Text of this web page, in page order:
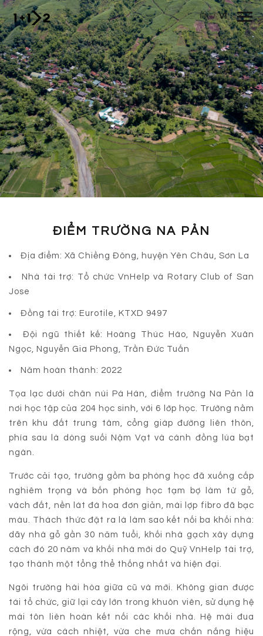
Nhảy đến nội dung
EN / VI
ĐIỂM TRƯỜNG NA PẢN
Địa điểm: Xã Chiềng Đông, huyện Yên Châu, Sơn La
Nhà tài trợ: Tổ chức VnHelp và Rotary Club of San
Jose
Đồng tài trợ: Eurotile, KTXD 9497
Đội ngũ thiết kế: Hoàng Thúc Hào, Nguyễn Xuân
Ngọc, Nguyễn Gia Phong, Trần Đức Tuấn
Năm hoàn thành: 2022
Tọa lạc dưới chân núi Pá Hán, điểm trường Na Pản là
nơi học tập của 204 học sinh, với 6 lớp học. Trường nằm
trên khu đất trung tâm, cổng giáp đường liên thôn,
phía sau là dòng suối Nậm Vạt và cánh đồng lúa bạt
ngàn.
Trước cải tạo, trường gồm ba phòng học đã xuống cấp
nghiêm trọng và bốn phòng học tạm bợ làm từ gỗ,
vách đất, nền lát đá hoa đơn giản, mái lợp fibro đã bạc
màu. Thách thức đặt ra là làm sao kết nối ba khối nhà:
dãy nhà gỗ gần 30 năm tuổi, khối nhà gạch xây dựng
cách đó 20 năm và khối nhà mới do Quỹ VnHelp tài trợ,
tạo thành một tổng thể thống nhất và hiện đại.
Ngôi trường hài hòa giữa cũ và mới. Không gian được
tái tổ chức, giữ lại cây lớn trong khuôn viên, sử dụng hệ
mái tôn liên hoàn kết nối các khối nhà. Hệ mái đua
rộng, vừa cách nhiệt, vừa che mưa chắn nắng hiệu